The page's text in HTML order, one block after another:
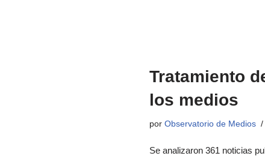
Tratamiento
los medios
porObservatorio de Medios
Se analizaron 361 noticias